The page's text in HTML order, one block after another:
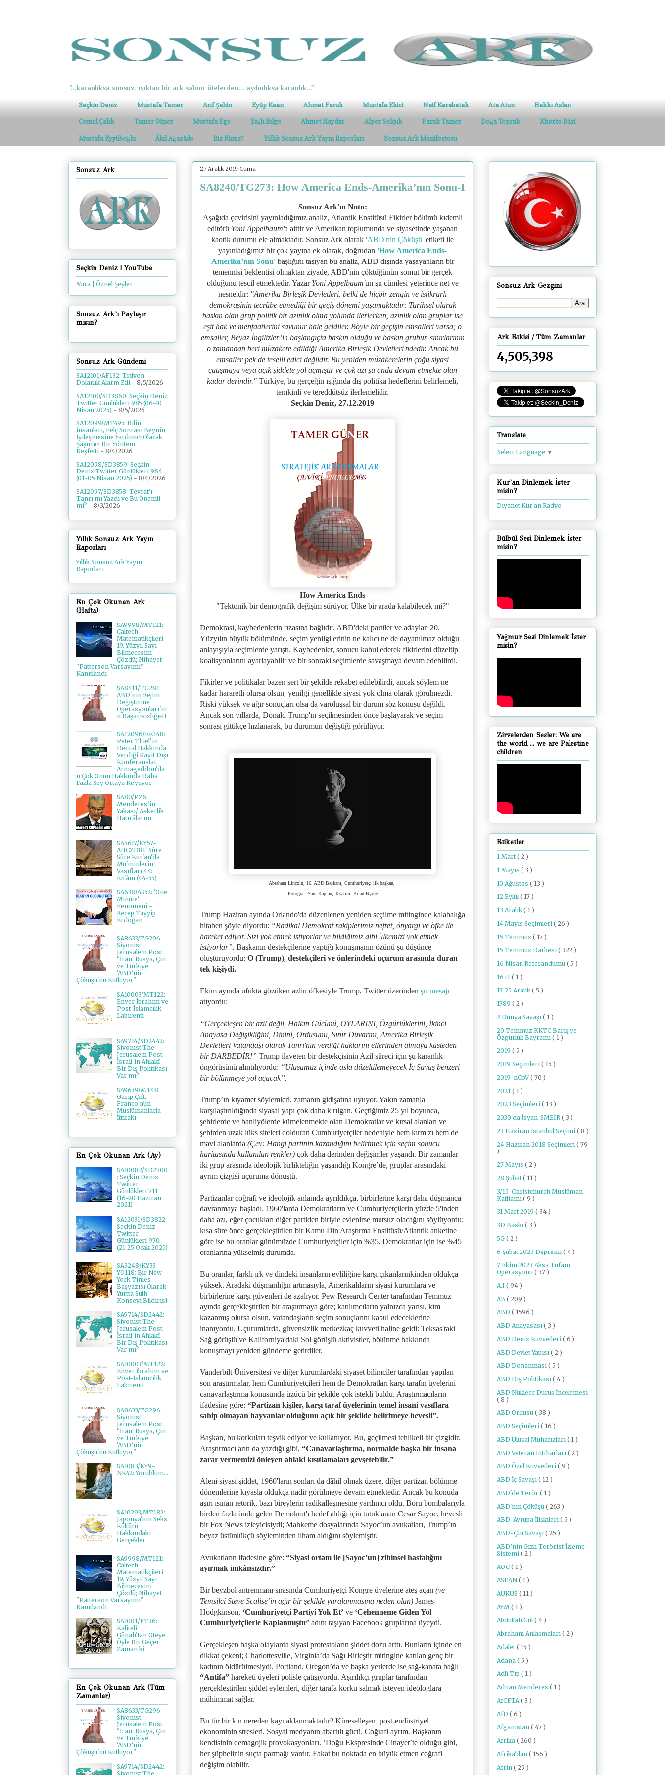
"...karanlıksa sonsuz, ışıktan bir ark salınır ötelerden... aydınlıksa karanlık..."
Seçkin Deniz Mustafa Tamer Arif Şahin Eyüp Kaan Ahmet Faruk Mustafa Ekici Naif Karabatak Ata Atun Hakkı Aslan
Cemal Çalık Tamer Güner Mustafa Ege Yaşlı Bilge Ahmet Haydar Alper Selçuk Faruk Tamer Doğa Toprak Khorto Bâri
Mustafa Eyyüboğlu Âkil Ağazâde Biz Kimiz? Yıllık Sonsuz Ark Yayın Raporları Sonsuz Ark Manifestosu
27 Aralık 2019 Cuma
SA8240/TG273: How America Ends-Amerika’nın Sonu-I
Sonsuz Ark'ın Notu:
Aşağıda çevirisini yayınladığımız analiz, Atlantik Enstitüsü Fikirler bölümü kıdemli
editörü Yoni Appelbaum'a aittir ve Amerikan toplumunda ve siyasetinde yaşanan
kaotik durumu ele almaktadır. Sonsuz Ark olarak 'ABD'nin Çöküşü' etiketi ile
yayınladığımız bir çok yayına ek olarak, doğrudan 'How America Ends-
Amerika’nın Sonu' başlığını taşıyan bu analiz, ABD dışında yaşayanların bir
temennisi beklentisi olmaktan ziyade, ABD'nin çöktüğünün somut bir gerçek
olduğunu tescil etmektedir. Yazar Yoni Appelbaum'un şu cümlesi yeterince net ve
nesneldir: "Amerika Birleşik Devletleri, belki de hiçbir zengin ve istikrarlı
demokrasinin tecrübe etmediği bir geçiş dönemi yaşamaktadır: Tarihsel olarak
baskın olan grup politik bir azınlık olma yolunda ilerlerken, azınlık olan gruplar ise
eşit hak ve menfaatlerini savunur hale geldiler. Böyle bir geçişin emsalleri varsa; o
emsaller, Beyaz İngilizler’in başlangıçta baskın olduğu ve baskın grubun sınırlarının
o zamandan beri müzakere edildiği Amerika Birleşik Devletleri'ndedir. Ancak bu
emsaller pek de teselli edici değildir. Bu yeniden müzakerelerin çoğu siyasi
çatışmaya veya açık şiddete yol açmıştır ve çok azı şu anda devam etmekte olan
kadar derindir." Türkiye, bu gerçeğin ışığında dış politika hedeflerini belirlemeli,
temkinli ve tereddütsüz ilerlemelidir.
Seçkin Deniz, 27.12.2019
How America Ends
"Tektonik bir demografik değişim sürüyor. Ülke bir arada kalabilecek mi?"
Demokrasi, kaybedenlerin rızasına bağlıdır. ABD'deki partiler ve adaylar, 20.
Yüzyılın büyük bölümünde, seçim yenilgilerinin ne kalıcı ne de dayanılmaz olduğu
anlayışıyla seçimlerde yarıştı. Kaybedenler, sonucu kabul ederek fikirlerini düzeltip
koalisyonlarını ayarlayabilir ve bir sonraki seçimlerde savaşmaya devam edebilirdi.
Fikirler ve politikalar bazen sert bir şekilde rekabet edilebilirdi, ancak söylem ne
kadar hararetli olursa olsun, yenilgi genellikle siyasi yok olma olarak görülmezdi.
Riski yüksek ve ağır sonuçları olsa da varoluşsal bir durum söz konusu değildi.
Ancak son yıllarda, Donald Trump'ın seçilmesinden önce başlayarak ve seçim
sonrası gittikçe hızlanarak, bu durumun değiştiği görülüyor.
Abraham Lincoln, 16. ABD Başkanı, Cumhuriyetçi ilk başkan,
Fotoğraf: Sam Kaplan; Tasarım: Brian Byrne
Trump Haziran ayında Orlando'da düzenlenen yeniden seçilme mitinginde kalabalığa
hitaben şöyle diyordu: “Radikal Demokrat rakiplerimiz nefret, önyargı ve öfke ile
hareket ediyor. Sizi yok etmek istiyorlar ve bildiğimiz gibi ülkemizi yok etmek
istiyorlar”. Başkanın destekçilerine yaptığı konuşmanın özünü şu düşünce
oluşturuyordu: O (Trump), destekçileri ve önlerindeki uçurum arasında duran
tek kişiydi.
Ekim ayında ufukta gözüken azlin öfkesiyle Trump, Twitter üzerinden şu mesajı
atıyordu:
“Gerçekleşen bir azil değil, Halkın Gücünü, OYLARINI, Özgürlüklerini, İkinci
Anayasa Değişikliğini, Dinini, Ordusunu, Sınır Duvarını, Amerika Birleşik
Devletleri Vatandaşı olarak Tanrı'nın verdiği haklarını ellerinden almaya kasteden
bir DARBEDİR!” Trump ilaveten bir destekçisinin Azil süreci için şu karanlık
öngörüsünü alıntılıyordu: “Ulusumuz içinde asla düzeltilemeyecek İç Savaş benzeri
bir bölünmeye yol açacak”.
Trump’ın kıyamet söylemleri, zamanın gidişatına uyuyor. Yakın zamanla
karşılaştırıldığında siyasal yapı çok daha kırılgan. Geçtiğimiz 25 yıl boyunca,
şehirlerde ve banliyölerde kümelenmekte olan Demokratlar ve kırsal alanları ve
şehirden uzak lüks siteleri dolduran Cumhuriyetçiler nedeniyle hem kırmızı hem de
mavi alanlarda (Çev: Hangi partinin kazandığını belirtmek için seçim sonucu
haritasında kullanılan renkler) çok daha derinden değişimler yaşandı. Bir zamanlar
iki grup arasında ideolojik birlikteliğin yaşandığı Kongre’de, gruplar arasındaki
ayrım çizgisi uçuruma dönüştü.
Partizanlar coğrafi ve ideolojik anlamda ayrıldıkça, birbirlerine karşı daha düşmanca
davranmaya başladı. 1960'larda Demokratların ve Cumhuriyetçilerin yüzde 5'inden
daha azı, eğer çocukları diğer partiden biriyle evlenirse mutsuz olacağını söylüyordu;
kısa süre önce gerçekleştirilen bir Kamu Din Araştırma Enstitüsü/Atlantik anketine
göre ise bu oranlar günümüzde Cumhuriyetçiler için %35, Demokratlar için ise %45
oranlarına yükselmiş durumda.
Bu oranlar, farklı ırk ve dindeki insanların evliliğine karşı çıkanlarınkinden oldukça
yüksek. Aradaki düşmanlığın artmasıyla, Amerikalıların siyasi kurumlara ve
birbirlerine karşı güvenleri de azalıyor. Pew Research Center tarafından Temmuz
ayında gerçekleştirilen bir araştırmaya göre; katılımcıların yalnızca yarısı, kim
kazanmış olursa olsun, vatandaşların seçim sonuçlarını kabul edeceklerine
inanıyordu. Uçurumlarda, güvensizlik merkezkaç kuvveti haline geldi: Teksas'taki
Sağ görüşlü ve Kaliforniya'daki Sol görüşlü aktivistler, bölünme hakkında
konuşmayı yeniden gündeme getirdiler.
Vanderbilt Üniversitesi ve diğer kurumlardaki siyaset bilimciler tarafından yapılan
son araştırmalar, hem Cumhuriyetçileri hem de Demokratları karşı tarafın üyelerini
canavarlaştırma konusunda üzücü bir şekilde çok istekli buldu. Araştırmacıların
ifadesine göre: “Partizan kişiler, karşı taraf üyelerinin temel insani vasıflara
sahip olmayan hayvanlar olduğunu açık bir şekilde belirtmeye hevesli”.
Başkan, bu korkuları teşvik ediyor ve kullanıyor. Bu, geçilmesi tehlikeli bir çizgidir.
Araştırmacıların da yazdığı gibi, “Canavarlaştırma, normalde başka bir insana
zarar vermemizi önleyen ahlaki kısıtlamaları gevşetebilir.”
Aleni siyasi şiddet, 1960'ların sonları da dâhil olmak üzere, diğer partizan bölünme
dönemlerine kıyasla oldukça nadir görülmeye devam etmektedir. Ancak bu konuda
aşırı ısınan retorik, bazı bireylerin radikalleşmesine yardımcı oldu. Boru bombalarıyla
birden fazla önde gelen Demokrat'ı hedef aldığı için tutuklanan Cesar Sayoc, hevesli
bir Fox News izleyicisiydi; Mahkeme dosyalarında Sayoc’un avukatları, Trump’ın
beyaz üstünlükçü söyleminden ilham aldığını söylemiştir.
Avukatların ifadesine göre: “Siyasi ortam ile [Sayoc’un] zihinsel hastalığını
ayırmak imkânsızdır.”
Bir beyzbol antrenmanı sırasında Cumhuriyetçi Kongre üyelerine ateş açan (ve
Temsilci Steve Scalise’in ağır bir şekilde yaralanmasına neden olan) James
Hodgkinson, ‘Cumhuriyetçi Partiyi Yok Et’ ve ‘Cehenneme Giden Yol
Cumhuriyetçilerle Kaplanmıştır’ adını taşıyan Facebook gruplarına üyeydi.
Gerçekleşen başka olaylarda siyasi protestoların şiddet dozu arttı. Bunların içinde en
dikkat çekeni; Charlottesville, Virginia’da Sağı Birleştir mitingine katılan genç bir
kadının öldürülmesiydi. Portland, Oregon’da ve başka yerlerde ise sağ-kanata bağlı
“Antifa” hareketi üyeleri polisle çatışıyordu. Aşırılıkçı gruplar tarafından
gerçekleştirilen şiddet eylemleri, diğer tarafa korku salmak isteyen ideologlara
mühimmat sağlar.
Bu tür bir kin nereden kaynaklanmaktadır? Küreselleşen, post-endüstriyel
ekonominin stresleri. Sosyal medyanın abartılı gücü. Coğrafi ayrım. Başkanın
kendisinin demagojik provokasyonları. ’Doğu Ekspresinde Cinayet’te olduğu gibi,
her şüphelinin suçta parmağı vardır. Fakat bu noktada en büyük etmen coğrafi
değişim olabilir.
Sonsuz Ark
Seçkin Deniz | YouTube
Mıra | Öznel Şeyler
Sonsuz Ark'ı Paylaşır
mısın?
Sonsuz Ark Gündemi
SA12101/AF132: Trilyon
Dolarlık Alarm Zili - 8/5/2026
SA12100/SD3860: Seçkin Deniz
Twitter Günlükleri 985 (06-10
Nisan 2025) - 8/5/2026
SA12099/MT495: Bilim
insanları, Felç Sonrası Beynin
İyileşmesine Yardımcı Olacak
Şaşırtıcı Bir Yöntem
Keşfetti - 8/4/2026
SA12098/SD3859: Seçkin
Deniz Twitter Günlükleri 984
(01-05 Nisan 2025) - 8/4/2026
SA12097/SD3858: Tevrat'ı
Tanrı mı Yazdı ve Bu Önemli
mi? - 8/3/2026
Yıllık Sonsuz Ark Yayın
Raporları
Yıllık Sonsuz Ark Yayın
Raporları
En Çok Okunan Ark
(Hafta)
SA9998/MT121:
Caltech
Matematikçileri
19. Yüzyıl Sayı
Bilmecesini
Çözdü; Nihayet
"Patterson Varsayımı"
Kanıtlandı
SA8411/TG281:
ABD'nin Rejim
Değiştirme
Operasyonları'nı
n Başarısızlığı-II
SA12096/EK148:
Peter Thiel'in
Deccal Hakkında
Verdiği Kayıt Dışı
Konferanslar,
Armageddon'da
n Çok Onun Hakkında Daha
Fazla Şey Ortaya Koyuyor
SA80/PZ6:
Menderes’in
Yakası/ Askerlik
Hatırâlarım
SA5617/KY57-
AHCZD81: Sûre
Sûre Kur'an'da
Mü'minlerin
Vasıfları 44:
En'âm (44-55)
SA638/AS52: 'One
Minute'
Fenomeni -
Recep Tayyip
Erdoğan
SA8633/TG296:
Siyonist
Jerusalem Post:
"İran, Rusya, Çin
ve Türkiye
'ABD’nin
Çöküşü'nü Kutluyor"
SA10003/MT122:
Enver İbrahim ve
Post-İslamcılık
Labirenti
SA9714/SD2442:
Siyonist The
Jerusalem Post:
İsrail'in Ahlakî
Bir Dış Politikası
Var mı?
SA9639/MT48:
Garip Çift:
Franco'nun
Müslümanlarla
İttifakı
En Çok Okunan Ark (Ay)
SA10082/SD2700
: Seçkin Deniz
Twitter
Günlükleri 711
(16-20 Haziran
2021)
SA12031/SD3822:
Seçkin Deniz
Twitter
Günlükleri 970
(21-25 Ocak 2025)
SA3248/KY33-
YO118: Bir New
York Times
Başyazısı Olarak
Yurtta Sulh
Konseyi Bildirisi
SA9714/SD2442:
Siyonist The
Jerusalem Post:
İsrail'in Ahlakî
Bir Dış Politikası
Var mı?
SA10003/MT122:
Enver İbrahim ve
Post-İslamcılık
Labirenti
SA8633/TG296:
Siyonist
Jerusalem Post:
"İran, Rusya, Çin
ve Türkiye
'ABD’nin
Çöküşü'nü Kutluyor"
SA1083/KY9-
NK42: Yoruldum...
SA10293/MT182:
Japonya'nın Seks
Kültürü
Hakkındaki
Gerçekler
SA9998/MT121:
Caltech
Matematikçileri
19. Yüzyıl Sayı
Bilmecesini
Çözdü; Nihayet
"Patterson Varsayımı"
Kanıtlandı
SA1001/FT36:
Kaliteli
Günah’tan Öteye
Öyle Bir Geçer
Zaman ki
En Çok Okunan Ark (Tüm
Zamanlar)
SA8633/TG296:
Siyonist
Jerusalem Post:
"İran, Rusya, Çin
ve Türkiye
'ABD’nin
Çöküşü'nü Kutluyor"
SA9714/SD2442:
Siyonist The
Sonsuz Ark Gezgini
Ark Etkisi / Tüm Zamanlar
4,505,398
Translate
Select Language ▼
Kur'an Dinlemek İster
misin?
Diyanet Kur'an Radyo
Bülbül Sesi Dinlemek İster
misin?
Yağmur Sesi Dinlemek İster
misin?
Zirvelerden Sesler: We are
the world ... we are Palestine
children
Etiketler
1 Mart ( 2 )
1 Mayıs ( 3 )
10 Ağustos ( 13 )
12 Eylül ( 17 )
13 Aralık ( 1 )
14 Mayıs Seçimleri ( 26 )
15 Temmuz ( 17 )
15 Temmuz Darbesi ( 322 )
16 Nisan Referandumu ( 5 )
16+1 ( 1 )
17-25 Aralık ( 5 )
1789 ( 2 )
2.Dünya Savaşı ( 1 )
20 Temmuz KKTC Barış ve
Özgürlük Bayramı ( 1 )
2019 ( 5 )
2019 Seçimleri ( 15 )
2019-nCoV( 70 )
2021 ( 1 )
2023 Seçimleri ( 13 )
2030'da İsyan-SMEIR ( 3 )
23 Haziran İstanbul Seçimi ( 8 )
24 Haziran 2018 Seçimleri ( 79
)
27 Mayıs ( 2 )
28 Şubat ( 11 )
3/15-Christchurch Müslüman
Katliamı ( 9 )
31 Mart 2019 ( 34 )
3D Baskı ( 3 )
5G ( 2 )
6 Şubat 2023 Depremi ( 4 )
7 Ekim 2023 Aksa Tufanı
Operasyonu ( 37 )
A.I ( 94 )
AB ( 209 )
ABD ( 1596 )
ABD Anayasası ( 3 )
ABD Deniz Kuvvetleri ( 6 )
ABD Devlet Yapısı ( 2 )
ABD Donanması ( 5 )
ABD Dış Politikası ( 4 )
ABD Nükleer Duruş İncelemesi
( 8 )
ABD Ordusu ( 38 )
ABD Seçimleri ( 16 )
ABD Ulusal Muhafızları ( 1 )
ABD Veteran İntiharları ( 2 )
ABD Özel Kuvvetleri ( 9 )
ABD İç Savaşı ( 12 )
ABD'de Terör ( 1 )
ABD'nin Çöküşü ( 263 )
ABD-Avrupa İlişkileri ( 5 )
ABD-Çin Savaşı ( 25 )
ABD’nin Gizli Terörist İzleme
Sistemi ( 2 )
AOC ( 1 )
ASEAN ( 1 )
AUKUS ( 11 )
AYM ( 1 )
Abdullah Gül ( 4 )
Abraham Anlaşmaları ( 2 )
Adalet ( 15 )
Adana ( 5 )
Adlî Tıp ( 1 )
Adnan Menderes ( 1 )
AfCFTA ( 3 )
AfD ( 6 )
Afganistan ( 47 )
Afrika ( 260 )
Afrika'dan ( 156 )
Afrin ( 29 )